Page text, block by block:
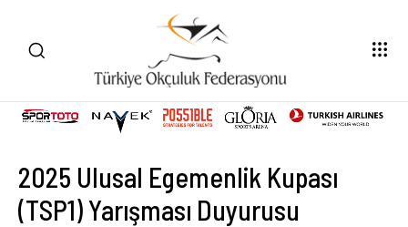
2025 Ulusal Egemenlik Kupası
(TSP1) Yarışması Duyurusu